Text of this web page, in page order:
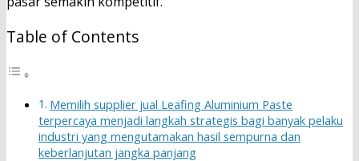
Table of Contents
Memilih supplier jual Leafing Aluminium Paste
terpercaya menjadi langkah strategis bagi banyak pelaku
industri yang mengutamakan hasil sempurna dan
keberlanjutan jangka panjang